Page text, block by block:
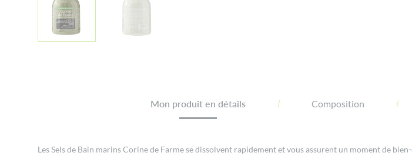
Mon produit en détails Composition
Les Sels de Bain marins Corine de Farme se dissolvent rapidement et vous assurent un moment de